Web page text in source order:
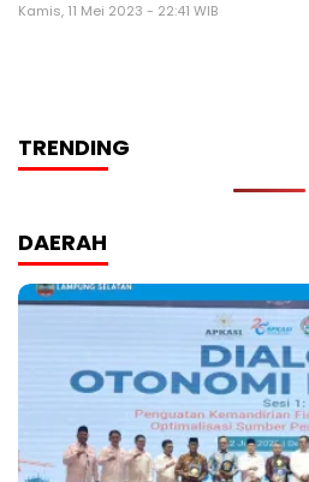
Kamis, 11 Mei 2023 - 22:41 WIB
TRENDING
DAERAH